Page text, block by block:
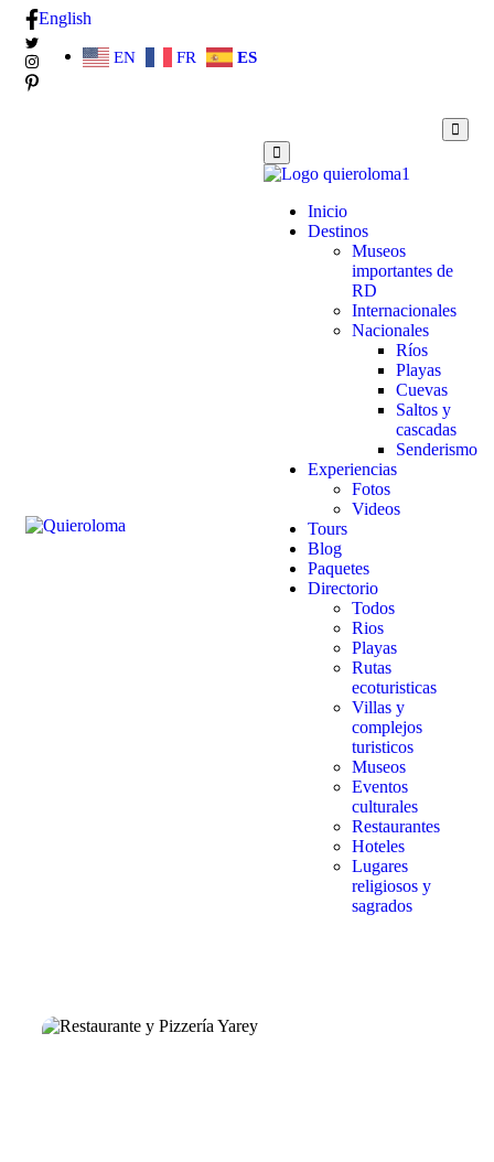
English
EN FR ES
Inicio
Destinos
Museos
importantes de
RD
Internacionales
Nacionales
Ríos
Playas
Cuevas
Saltos y
cascadas
Senderismo
Experiencias
Fotos
Videos
Tours
Blog
Paquetes
Directorio
Todos
Rios
Playas
Rutas
ecoturisticas
Villas y
complejos
turisticos
Museos
Eventos
culturales
Restaurantes
Hoteles
Lugares
religiosos y
sagrados